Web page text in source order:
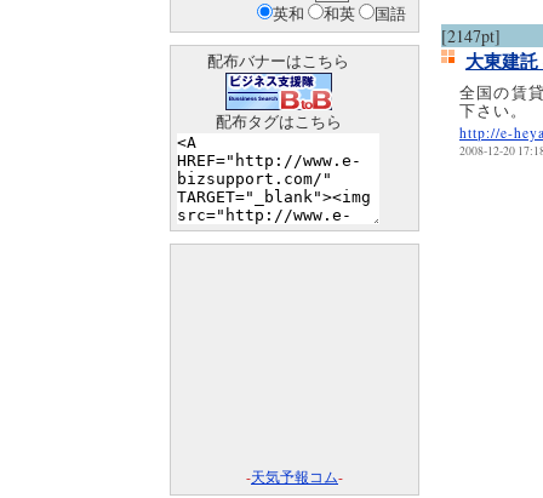
[2147pt]
大東建
全国の賃
下さい。
http://e-
2008-12-20
英和 和英 国語
配布バナーはこちら
配布タグはこちら
-天気予報コム-